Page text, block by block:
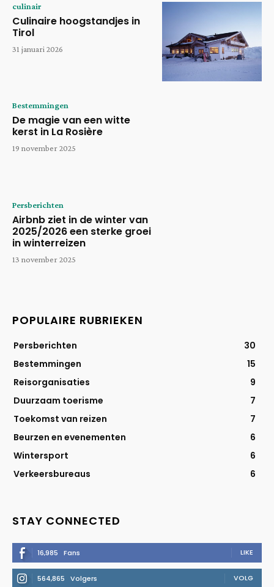
culinair
Culinaire hoogstandjes in
Tirol
31 januari 2026
Bestemmingen
De magie van een witte
kerst in La Rosière
19 november 2025
Persberichten
Airbnb ziet in de winter van
2025/2026 een sterke groei
in winterreizen
13 november 2025
POPULAIRE RUBRIEKEN
Persberichten
30
Bestemmingen
15
Reisorganisaties
9
Duurzaam toerisme
7
Toekomst van reizen
7
Beurzen en evenementen
6
Wintersport
6
Verkeersbureaus
6
STAY CONNECTED
16,985 Fans LIKE
564,865 Volgers VOLG